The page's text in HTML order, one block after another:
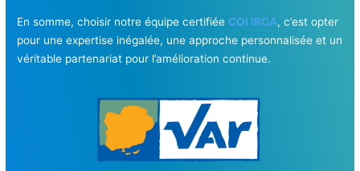
En somme, choisir notre équipe certifiée CQI IRCA, c’est opter
pour une expertise inégalée, une approche personnalisée et un
véritable partenariat pour l’amélioration continue.